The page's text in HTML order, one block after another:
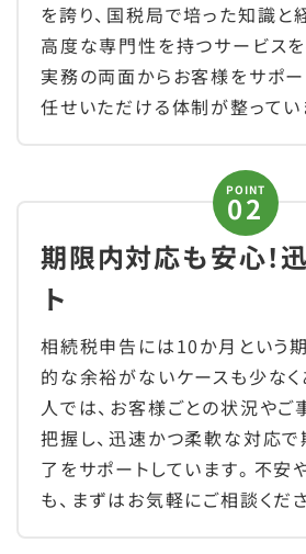
を誇り、国税局で培った知識と
高度な専門性を持つサービス
実務の両面からお客様をサポー
任せいただける体制が整ってい
POINT
期限内対応も安心！
ト
相続税申告には10か月という
的な余裕がないケースも少なく
人では、お客様ごとの状況やご
把握し、迅速かつ柔軟な対応
了をサポートしています。不安
も、まずはお気軽にご相談くだ